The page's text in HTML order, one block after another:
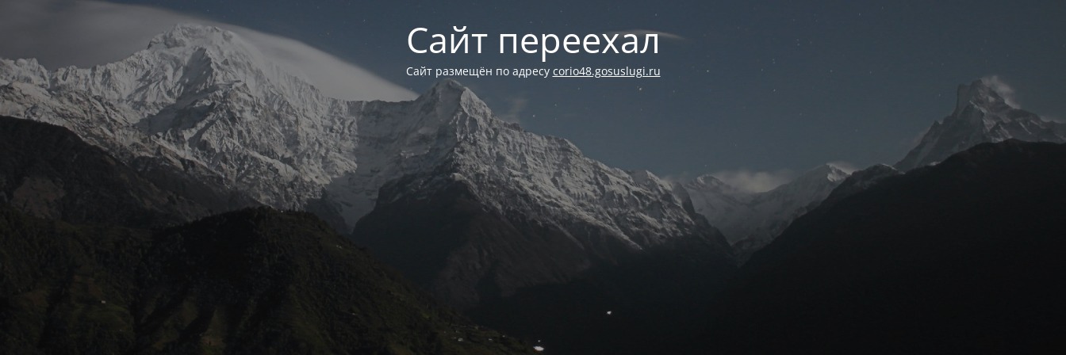
Сайт переехал
Сайт размещён по адресу corio48.gosuslugi.ru